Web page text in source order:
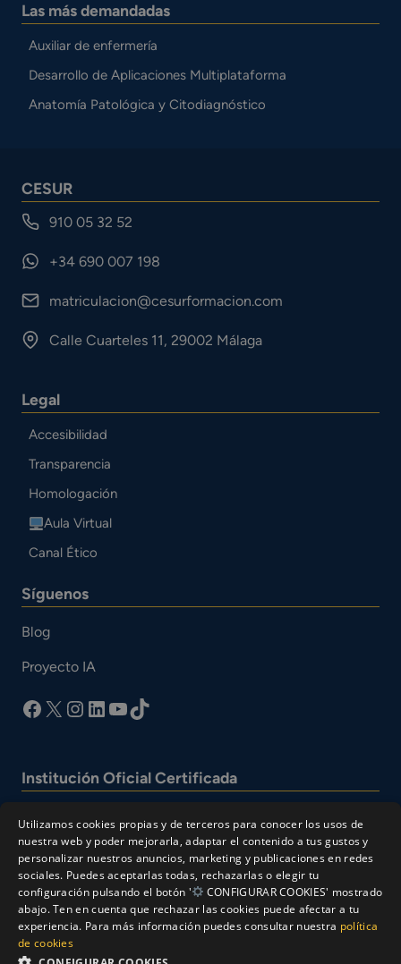
Las más demandadas
Auxiliar de enfermería
Desarrollo de Aplicaciones Multiplataforma
Anatomía Patológica y Citodiagnóstico
CESUR
910 05 32 52
+34 690 007 198
matriculacion@cesurformacion.com
Calle Cuarteles 11, 29002 Málaga
Legal
Accesibilidad
Transparencia
Homologación
Aula Virtual
Canal Ético
Síguenos
Blog
Proyecto IA
facebook
X Instagram
LinkedIn
YouTube
TikTok
Institución Oficial Certificada
Utilizamos cookies propias y de terceros para conocer los usos de
nuestra web y poder mejorarla, adaptar el contenido a tus gustos y
personalizar nuestros anuncios, marketing y publicaciones en redes
sociales. Puedes aceptarlas todas, rechazarlas o elegir tu
configuración pulsando el botón '
CONFIGURAR COOKIES' mostrado
abajo. Ten en cuenta que rechazar las cookies puede afectar a tu
experiencia. Para más información puedes consultar nuestra política
de cookies